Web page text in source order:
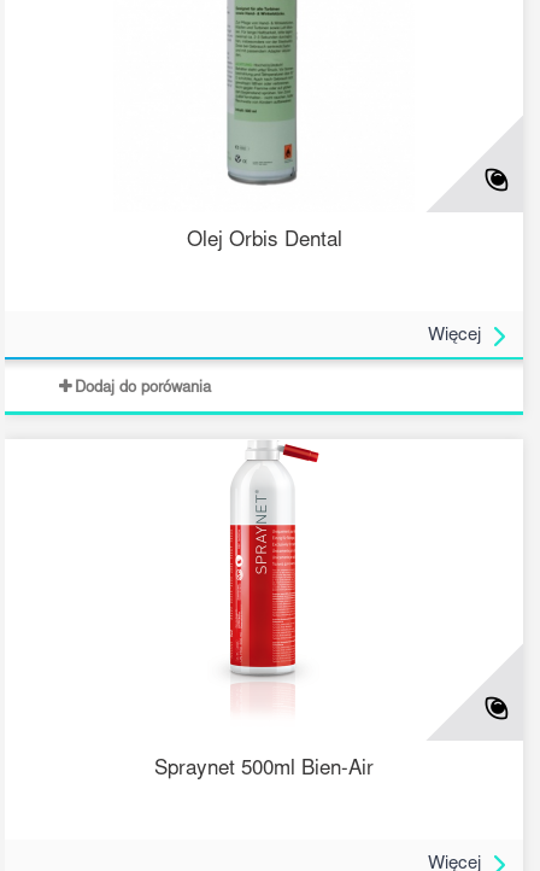
Olej Orbis Dental
Więcej
Dodaj do porówania
Spraynet 500ml Bien-Air
Więcej